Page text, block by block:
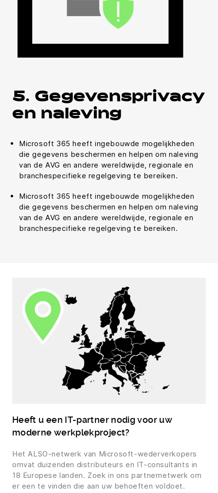
5. Gegevensprivacy
en naleving
Microsoft 365 heeft ingebouwde mogelijkheden
die gegevens beschermen en helpen om naleving
van de AVG en andere wereldwijde, regionale en
branchespecifieke regelgeving te bereiken.
Microsoft 365 heeft ingebouwde mogelijkheden
die gegevens beschermen en helpen om naleving
van de AVG en andere wereldwijde, regionale en
branchespecifieke regelgeving te bereiken.
Heeft u een IT-partner nodig voor uw
moderne werkplekproject?
Het ALSO-netwerk van Microsoft-wederverkopers
omvat duizenden distributeurs en IT-consultants in
18 Europese landen. Zoek in ons partnernetwerk om
er een te vinden die aan uw behoeften voldoet.